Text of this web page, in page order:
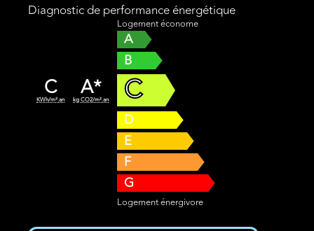
Diagnostic de performance énergétique
C
KWh/m².an A*
kg CO2/m².an
Logement économe
A
B
C
D
E
F
G
Logement énergivore